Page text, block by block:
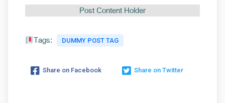
Post Content Holder
Tags: DUMMY POST TAG
Share on Facebook Share on Twitter